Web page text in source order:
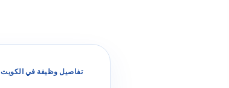
تفاصيل وظيفة في الكويت